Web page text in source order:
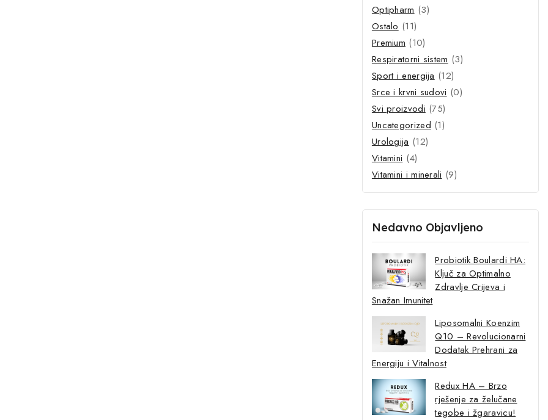
Optipharm (3)
Ostalo (11)
Premium (10)
Respiratorni sistem (3)
Sport i energija (12)
Srce i krvni sudovi (0)
Svi proizvodi (75)
Uncategorized (1)
Urologija (12)
Vitamini (4)
Vitamini i minerali (9)
Nedavno Objavljeno
Probiotik Boulardi HA:
Ključ za Optimalno
Zdravlje Crijeva i
Snažan Imunitet
Liposomalni Koenzim
Q10 – Revolucionarni
Dodatak Prehrani za
Energiju i Vitalnost
Redux HA – Brzo
rješenje za želučane
tegobe i žgaravicu!